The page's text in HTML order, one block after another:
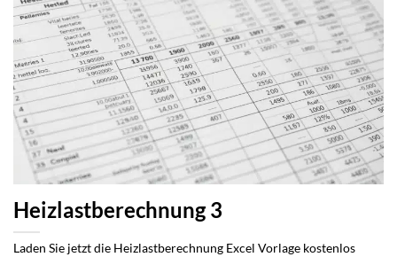
Heizlastberechnung 3
Laden Sie jetzt die Heizlastberechnung Excel Vorlage kostenlos